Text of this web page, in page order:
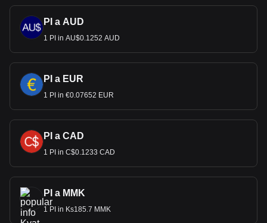
PI a AUD
1 PI in AU$0.1252 AUD
PI a EUR
1 PI in €0.07652 EUR
PI a CAD
1 PI in C$0.1233 CAD
PI a MMK
1 PI in Ks185.7 MMK